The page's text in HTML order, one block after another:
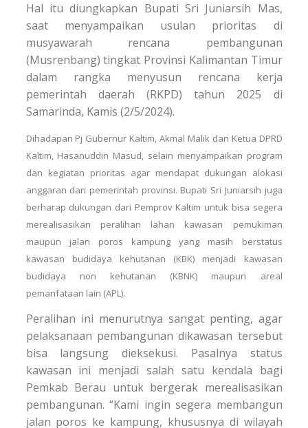
Hal itu diungkapkan Bupati Sri Juniarsih Mas,
saat menyampaikan usulan prioritas di
musyawarah rencana pembangunan
(Musrenbang) tingkat Provinsi Kalimantan Timur
dalam rangka menyusun rencana kerja
pemerintah daerah (RKPD) tahun 2025 di
Samarinda, Kamis (2/5/2024).
Dihadapan Pj Gubernur Kaltim, Akmal Malik dan Ketua DPRD
Kaltim, Hasanuddin Masud, selain menyampaikan program
dan kegiatan prioritas agar mendapat dukungan alokasi
anggaran dari pemerintah provinsi. Bupati Sri Juniarsih juga
berharap dukungan dari Pemprov Kaltim untuk bisa segera
merealisasikan peralihan lahan kawasan pemukiman
maupun jalan poros kampung yang masih berstatus
kawasan budidaya kehutanan (KBK) menjadi kawasan
budidaya non kehutanan (KBNK) maupun areal
pemanfataan lain (APL).
Peralihan ini menurutnya sangat penting, agar
pelaksanaan pembangunan dikawasan tersebut
bisa langsung dieksekusi. Pasalnya status
kawasan ini menjadi salah satu kendala bagi
Pemkab Berau untuk bergerak merealisasikan
pembangunan. “Kami ingin segera membangun
jalan poros ke kampung, khususnya di wilayah